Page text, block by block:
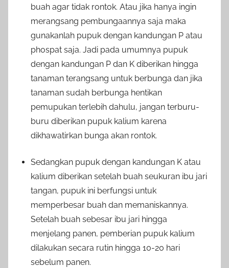
buah agar tidak rontok. Atau jika hanya ingin
merangsang pembungaannya saja maka
gunakanlah pupuk dengan kandungan P atau
phospat saja. Jadi pada umumnya pupuk
dengan kandungan P dan K diberikan hingga
tanaman terangsang untuk berbunga dan jika
tanaman sudah berbunga hentikan
pemupukan terlebih dahulu, jangan terburu-
buru diberikan pupuk kalium karena
dikhawatirkan bunga akan rontok.
Sedangkan pupuk dengan kandungan K atau
kalium diberikan setelah buah seukuran ibu jari
tangan, pupuk ini berfungsi untuk
memperbesar buah dan memaniskannya.
Setelah buah sebesar ibu jari hingga
menjelang panen, pemberian pupuk kalium
dilakukan secara rutin hingga 10-20 hari
sebelum panen.